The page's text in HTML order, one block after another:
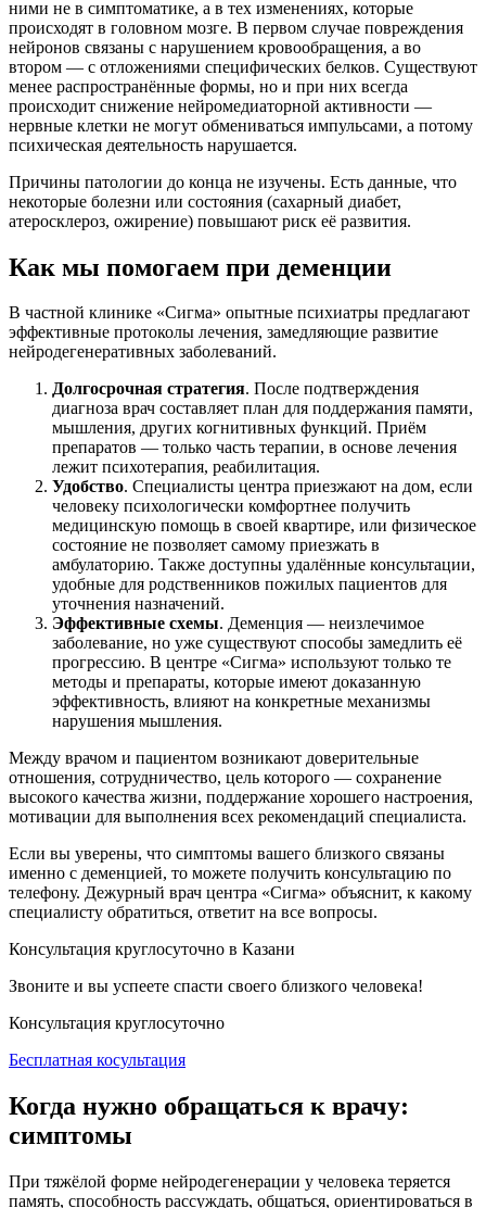
ними не в симптоматике, а в тех изменениях, которые
происходят в головном мозге. В первом случае повреждения
нейронов связаны с нарушением кровообращения, а во
втором — с отложениями специфических белков. Существуют
менее распространённые формы, но и при них всегда
происходит снижение нейромедиаторной активности —
нервные клетки не могут обмениваться импульсами, а потому
психическая деятельность нарушается.
Причины патологии до конца не изучены. Есть данные, что
некоторые болезни или состояния (сахарный диабет,
атеросклероз, ожирение) повышают риск её развития.
Как мы помогаем при деменции
В частной клинике «Сигма» опытные психиатры предлагают
эффективные протоколы лечения, замедляющие развитие
нейродегенеративных заболеваний.
Долгосрочная стратегия. После подтверждения
диагноза врач составляет план для поддержания памяти,
мышления, других когнитивных функций. Приём
препаратов — только часть терапии, в основе лечения
лежит психотерапия, реабилитация.
Удобство. Специалисты центра приезжают на дом, если
человеку психологически комфортнее получить
медицинскую помощь в своей квартире, или физическое
состояние не позволяет самому приезжать в
амбулаторию. Также доступны удалённые консультации,
удобные для родственников пожилых пациентов для
уточнения назначений.
Эффективные схемы. Деменция — неизлечимое
заболевание, но уже существуют способы замедлить её
прогрессию. В центре «Сигма» используют только те
методы и препараты, которые имеют доказанную
эффективность, влияют на конкретные механизмы
нарушения мышления.
Между врачом и пациентом возникают доверительные
отношения, сотрудничество, цель которого — сохранение
высокого качества жизни, поддержание хорошего настроения,
мотивации для выполнения всех рекомендаций специалиста.
Если вы уверены, что симптомы вашего близкого связаны
именно с деменцией, то можете получить консультацию по
телефону. Дежурный врач центра «Сигма» объяснит, к какому
специалисту обратиться, ответит на все вопросы.
Консультация круглосуточно в Казани
Звоните и вы успеете спасти своего близкого человека!
Консультация круглосуточно
Бесплатная косультация
Когда нужно обращаться к врачу:
симптомы
При тяжёлой форме нейродегенерации у человека теряется
память, способность рассуждать, общаться, ориентироваться в